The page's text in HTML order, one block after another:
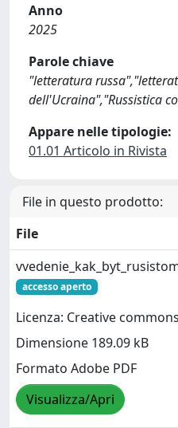
Anno
2025
Parole chiave
"letteratura
dell'Ucraina","Russistica
Appare nelle tipologie:
01.01 Articolo in Rivista
File in questo prodotto:
File
accesso aperto
Licenza: Creative commons
Dimensione 189.09 kB
Formato Adobe PDF
Visualizza/Apri